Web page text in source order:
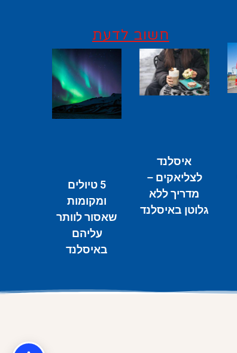
חשוב לדעת
איסלנד
לצליאקים –
מדריך ללא
גלוטן באיסלנד
5 טיולים
ומקומות
שאסור לוותר
עליהם
באיסלנד